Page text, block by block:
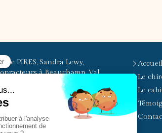
PIRES, Sandra Lewy,
à Beauchamp, Val
facilement accessible
Beauchamp, Pierrelaye,
Taverny, Bessancourt, Le
Accueil
Le
Le